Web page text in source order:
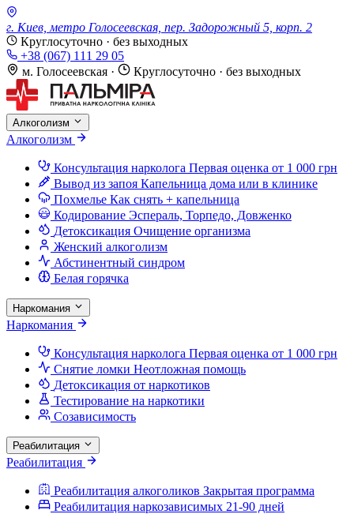
г. Киев, метро Голосеевская, пер. Задорожный 5, корп. 2
Круглосуточно · без выходных
+38 (067) 111 29 05
м. Голосеевская · Круглосуточно · без выходных
Алкоголизм
Алкоголизм
Консультация нарколога Первая оценка от 1 000 грн
Вывод из запоя Капельница дома или в клинике
Похмелье Как снять + капельница
Кодирование Эспераль, Торпедо, Довженко
Детоксикация Очищение организма
Женский алкоголизм
Абстинентный синдром
Белая горячка
Наркомания
Наркомания
Консультация нарколога Первая оценка от 1 000 грн
Снятие ломки Неотложная помощь
Детоксикация от наркотиков
Тестирование на наркотики
Созависимость
Реабилитация
Реабилитация
Реабилитация алкоголиков Закрытая программа
Реабилитация наркозависимых 21-90 дней